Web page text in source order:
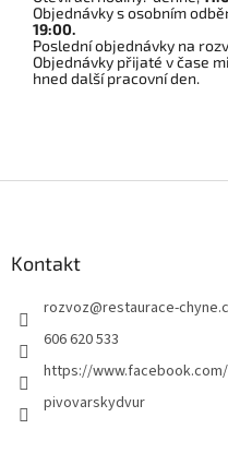
Objednávky s osobním
19:00.
Poslední objednávky na
Objednávky přijaté v čase
hned další pracovní den.
Kontakt
rozvoz@restaurace-
606 620 533
https://
pivovarskydvur